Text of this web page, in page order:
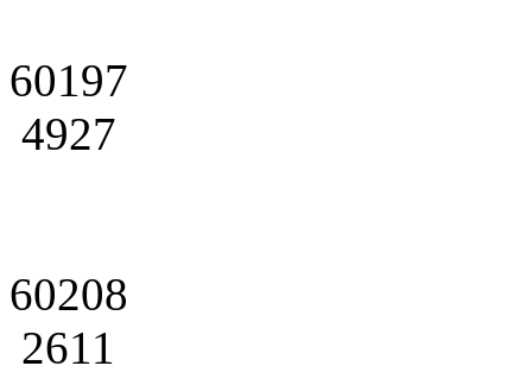
60197
4927
60208
2611